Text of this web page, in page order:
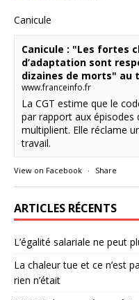
Canicule
Canicule : "Les fortes
d’adaptation sont
dizaines de morts" au
www.franceinfo.fr
La CGT estime que le
par rapport aux épisodes
multiplient. Elle réclame
travail.
View on Facebook · Share
ARTICLES RÉCENTS
L’égalité salariale ne peut
La chaleur tue et ce n’est
rien n’était